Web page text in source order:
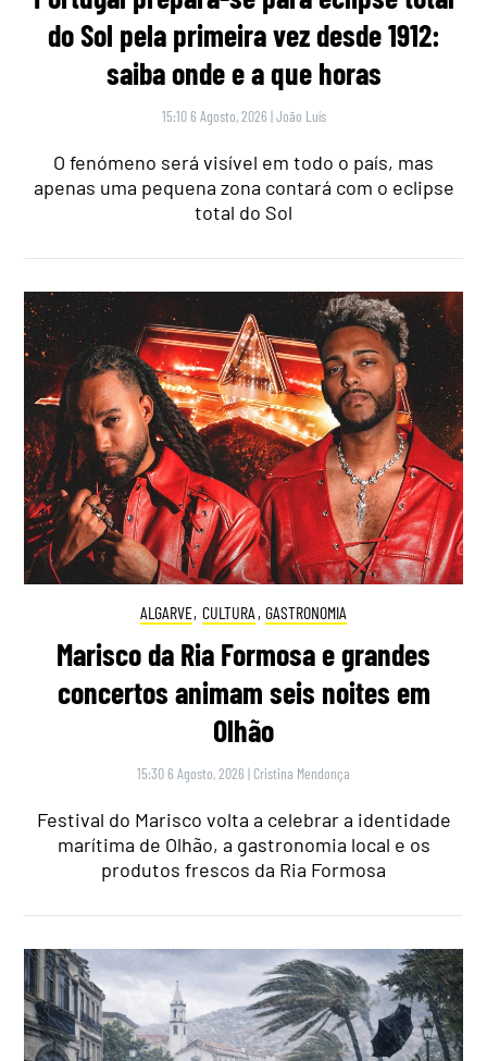
do Sol pela primeira vez desde 1912:
saiba onde e a que horas
15:10 6 Agosto, 2026 |João Luís
O fenómeno será visível em todo o país, mas
apenas uma pequena zona contará com o eclipse
total do Sol
ALGARVE, CULTURA , GASTRONOMIA
Marisco da Ria Formosa e grandes
concertos animam seis noites em
Olhão
15:30 6 Agosto, 2026 | Cristina Mendonça
Festival do Marisco volta a celebrar a identidade
marítima de Olhão, a gastronomia local e os
produtos frescos da Ria Formosa